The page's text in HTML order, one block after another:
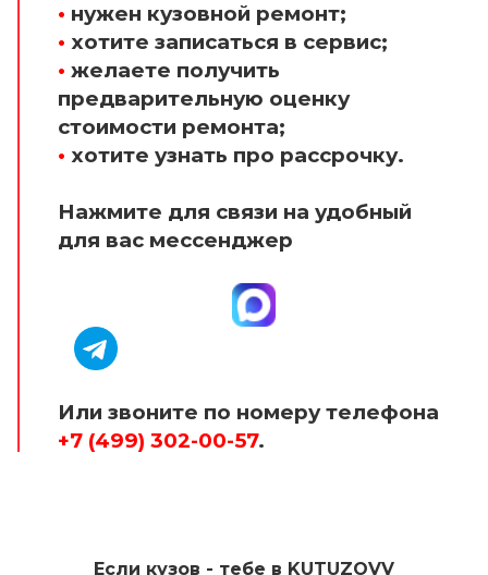
• нужен кузовной ремонт;
• хотите записаться в сервис;
• желаете получить
предварительную оценку
стоимости ремонта;
• хотите узнать про рассрочку.
Нажмите для связи на удобный
для вас мессенджер
Или звоните по номеру телефона
+7 (499) 302-00-57.
Если кузов - тебе в KUTUZOVV